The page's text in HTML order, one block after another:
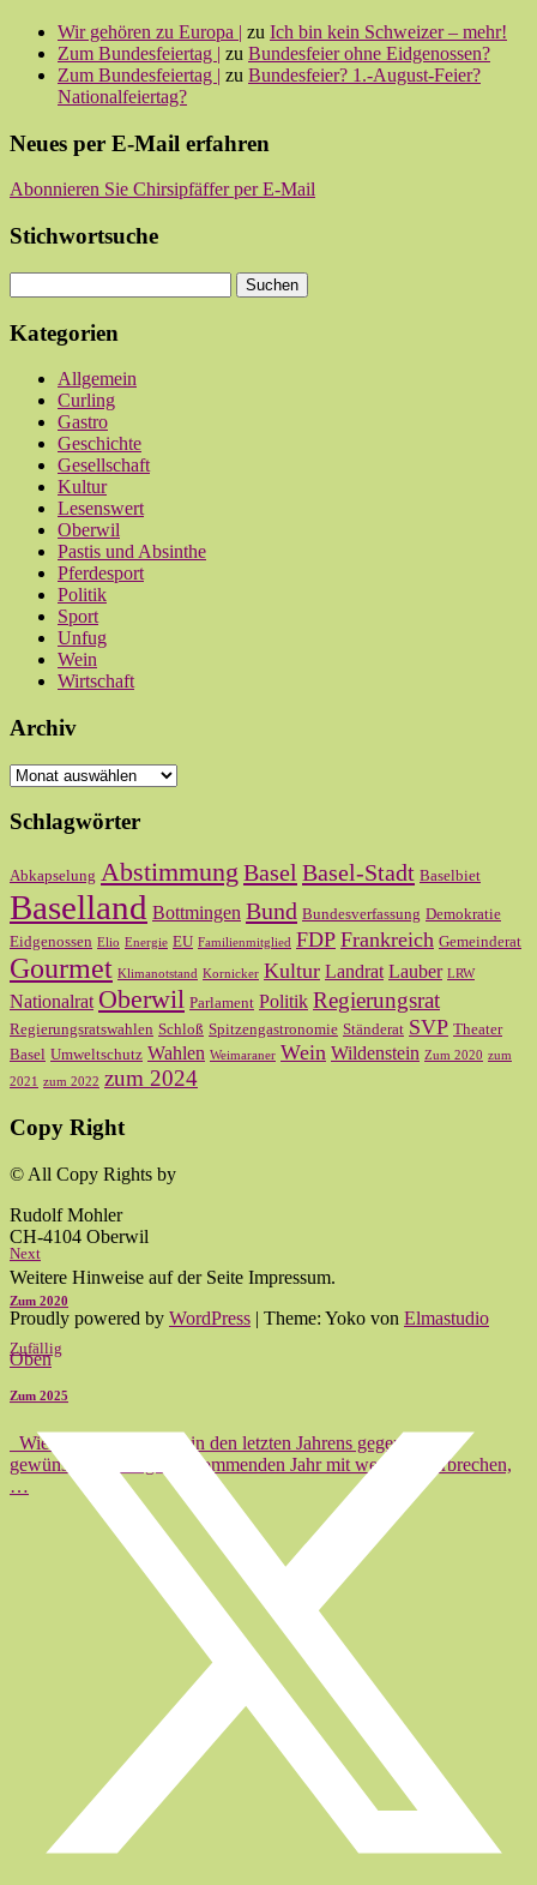
Wir gehören zu Europa | zu Ich bin kein Schweizer – mehr!
Zum Bundesfeiertag | zu Bundesfeier ohne Eidgenossen?
Zum Bundesfeiertag | zu Bundesfeier? 1.-August-Feier?
Nationalfeiertag?
Neues per E-Mail erfahren
Abonnieren Sie Chirsipfäffer per E-Mail
Stichwortsuche
Kategorien
Allgemein
Curling
Gastro
Geschichte
Gesellschaft
Kultur
Lesenswert
Oberwil
Pastis und Absinthe
Pferdesport
Politik
Sport
Unfug
Wein
Wirtschaft
Archiv
Archiv
Schlagwörter
Abkapselung Abstimmung Basel Basel-Stadt Baselbiet
Baselland Bottmingen Bund Bundesverfassung Demokratie
Eidgenossen Elio Energie EU Familienmitglied FDP Frankreich Gemeinderat
Gourmet Klimanotstand Kornicker Kultur Landrat Lauber LRW
Nationalrat Oberwil Parlament Politik Regierungsrat
Regierungsratswahlen Schloß Spitzengastronomie Ständerat SVP Theater
Basel Umweltschutz Wahlen Weimaraner Wein Wildenstein Zum 2020 zum
2021
zum 2022 zum 2024
Copy Right
© All Copy Rights by
Rudolf Mohler
CH-4104 Oberwil
Weitere Hinweise auf der Seite Impressum.
Proudly powered by WordPress | Theme: Yoko von Elmastudio
Oben
Next
Zum 2020
Zufällig
Zum 2025
Wie oft haben wir uns in den letzten Jahrens gegenseitig
gewünscht, es möge im kommenden Jahr mit weniger Verbrechen,
…